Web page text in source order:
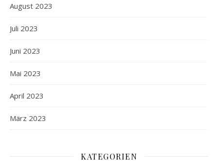
August 2023
Juli 2023
Juni 2023
Mai 2023
April 2023
März 2023
KATEGORIEN